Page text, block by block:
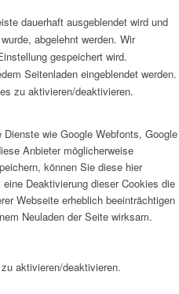
dauerhaft ausgeblendet wird und
abgelehnt werden. Wir
gespeichert wird.
Seitenladen eingeblendet werden.
zu aktivieren/deaktivieren.
wie Google Webfonts, Google
Anbieter möglicherweise
können Sie diese hier
Deaktivierung dieser Cookies die
Webseite erheblich beeinträchtigen
Neuladen der Seite wirksam.
aktivieren/deaktivieren.